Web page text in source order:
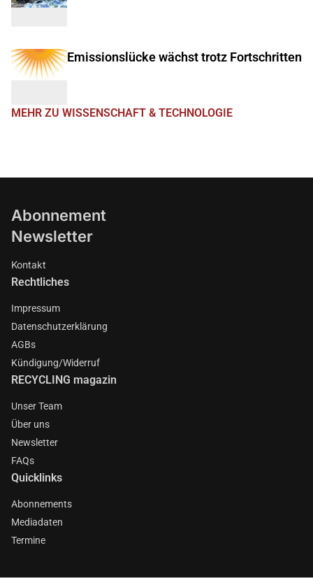
Emissionslücke wächst trotz Fortschritten
MEHR ZU WISSENSCHAFT & TECHNOLOGIE
Abonnement
Newsletter
Kontakt
Rechtliches
Impressum
Datenschutzerklärung
AGBs
Kündigung/Widerruf
RECYCLING magazin
Unser Team
Über uns
Newsletter
FAQs
Quicklinks
Abonnements
Mediadaten
Termine